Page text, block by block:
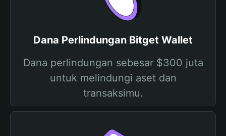
Dana Perlindungan Bitget Wallet
Dana perlindungan sebesar $300 juta
untuk melindungi aset dan
transaksimu.